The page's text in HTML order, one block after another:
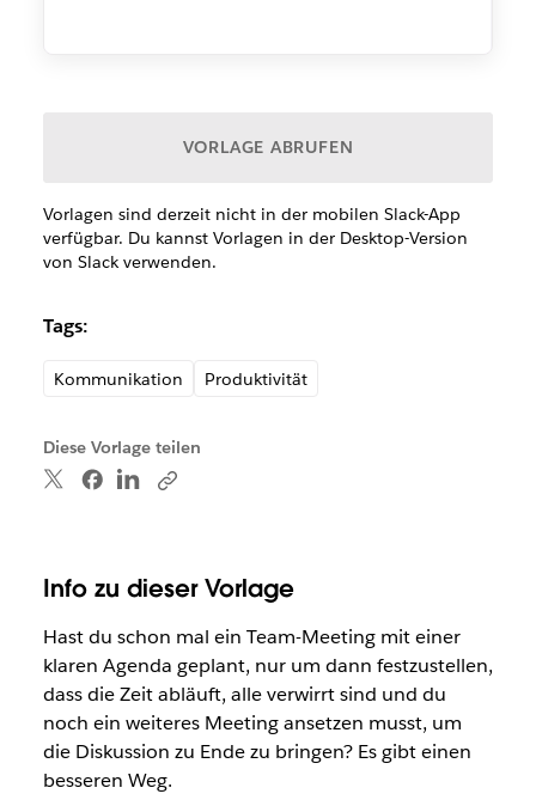
VORLAGE ABRUFEN
Vorlagen sind derzeit nicht in der mobilen Slack-App
verfügbar. Du kannst Vorlagen in der Desktop-Version
von Slack verwenden.
Tags:
Kommunikation Produktivität
Diese Vorlage teilen
Info zu dieser Vorlage
Hast du schon mal ein Team-Meeting mit einer
klaren Agenda geplant, nur um dann festzustellen,
dass die Zeit abläuft, alle verwirrt sind und du
noch ein weiteres Meeting ansetzen musst, um
die Diskussion zu Ende zu bringen? Es gibt einen
besseren Weg.